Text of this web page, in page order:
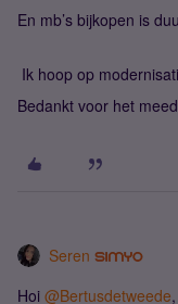
En mb’s bijkopen is
Ik hoop op
Bedankt voor het
Seren
Hoi @Bertusdetweede,